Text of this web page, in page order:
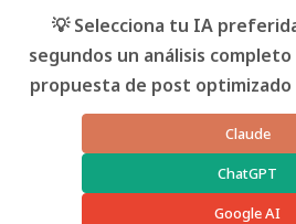
💡 Selecciona tu IA
segundos un análisis
propuesta de post optimizado
Claude
ChatGPT
Google AI